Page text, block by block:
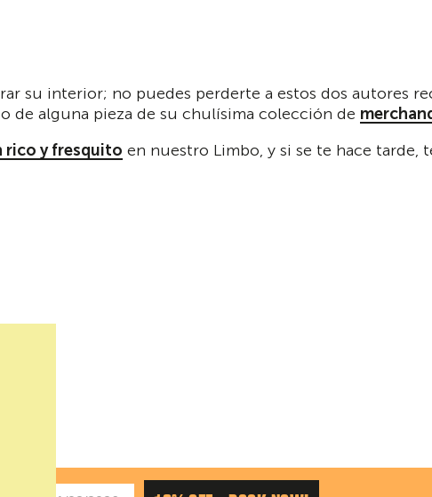
su interior; no puedes perderte a estos dos autores
de alguna pieza de su chulísima colección de
rico y fresquito en nuestro Limbo, y si se te hace tarde,